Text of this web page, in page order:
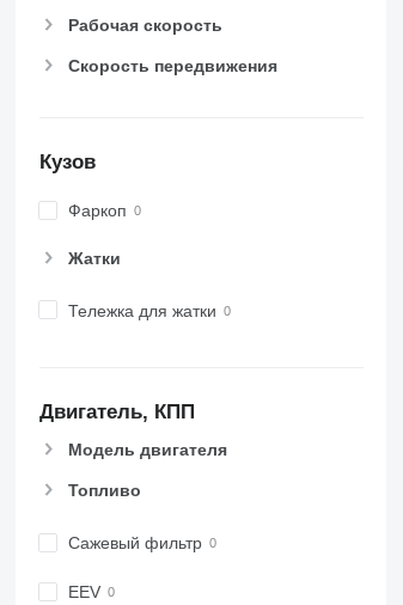
Рабочая скорость
Скорость передвижения
Кузов
Фаркоп
Жатки
Тележка для жатки
Двигатель, КПП
Модель двигателя
Топливо
Сажевый фильтр
EEV